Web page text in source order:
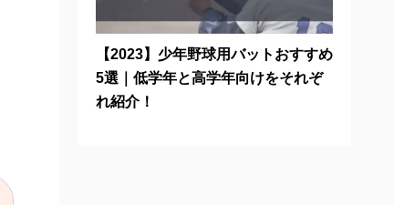
【2023】少年野球用バットおすすめ
5選｜低学年と高学年向けをそれぞ
れ紹介！